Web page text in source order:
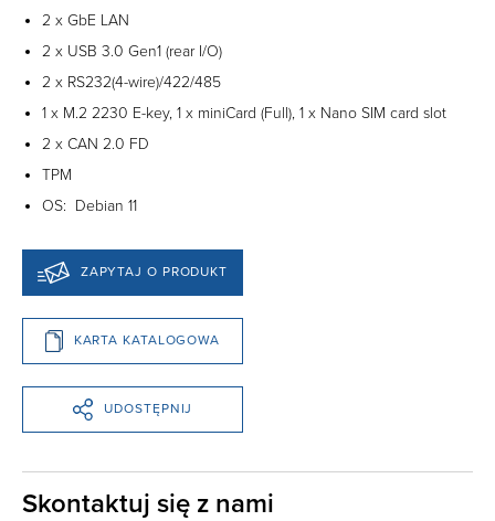
2 x GbE LAN
2 x USB 3.0 Gen1 (rear I/O)
2 x RS232(4-wire)/422/485
1 x M.2 2230 E-key, 1 x miniCard (Full), 1 x Nano SIM card slot
2 x CAN 2.0 FD
TPM
OS: Debian 11
ZAPYTAJ O PRODUKT
KARTA KATALOGOWA
UDOSTĘPNIJ
Skontaktuj się z nami